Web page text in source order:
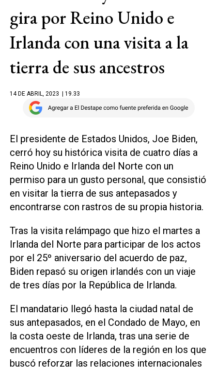
gira por Reino Unido e
Irlanda con una visita a la
tierra de sus ancestros
14 DE ABRIL, 2023 | 19.33
El presidente de Estados Unidos, Joe Biden,
cerró hoy su histórica visita de cuatro días a
Reino Unido e Irlanda del Norte con un
permiso para un gusto personal, que consistió
en visitar la tierra de sus antepasados y
encontrarse con rastros de su propia historia.
Tras la visita relámpago que hizo el martes a
Irlanda del Norte para participar de los actos
por el 25º aniversario del acuerdo de paz,
Biden repasó su origen irlandés con un viaje
de tres días por la República de Irlanda.
El mandatario llegó hasta la ciudad natal de
sus antepasados, ​​en el Condado de Mayo, en
la costa oeste de Irlanda, tras una serie de
encuentros con líderes de la región en los que
buscó reforzar las relaciones internacionales